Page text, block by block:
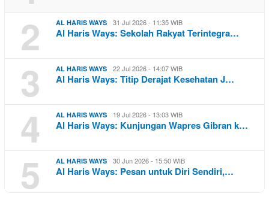
2 AL HARIS WAYS 31 Jul 2026 - 11:35 WIB
Al Haris Ways: Sekolah Rakyat Terintegra…
3 AL HARIS WAYS 22 Jul 2026 - 14:07 WIB
Al Haris Ways: Titip Derajat Kesehatan J…
4 AL HARIS WAYS 19 Jul 2026 - 13:03 WIB
Al Haris Ways: Kunjungan Wapres Gibran k…
5 AL HARIS WAYS 30 Jun 2026 - 15:50 WIB
Al Haris Ways: Pesan untuk Diri Sendiri,…